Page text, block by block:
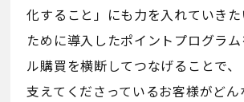
化すること」にも力を入れていき
ために導入したポイントプログラ
ル購買を横断してつなげることで
支えてくださっているお客様がど